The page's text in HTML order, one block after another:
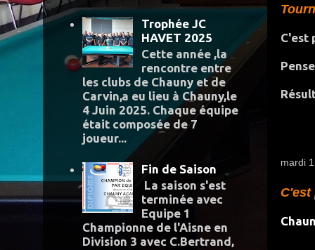
C'est
mardi
Trophée JC
HAVET 2025
Cette année ,la
rencontre entre
les clubs de Chauny et de
Carvin,a eu lieu à Chauny,le
4 Juin 2025. Chaque équipe
était composée de 7
joueur...
Fin de Saison
La saison s'est
terminée avec
Equipe 1
Championne de l'Aisne en
Division 3 avec C.Bertrand,